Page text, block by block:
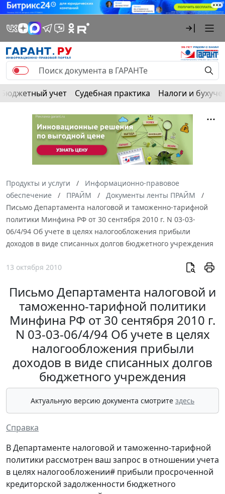
Бюджетный учет Судебная практика Налоги и
Продукты и услуги
Информационно-правовое
обеспечение
ПРАЙМ
Документы ленты ПРАЙМ
Письмо Департамента налоговой и таможенно-тарифной
политики Минфина РФ от 30 сентября 2010 г. N 03-03-
06/4/94 Об учете в целях налогообложения прибыли
доходов в виде списанных долгов бюджетного учреждения
13 октября 2010
Письмо Департамента налоговой и
таможенно-тарифной политики
Минфина РФ от 30 сентября 2010 г.
N 03-03-06/4/94 Об учете в целях
налогообложения прибыли
доходов в виде списанных долгов
бюджетного учреждения
Актуальную версию документа смотрите здесь
Справка
В Департаменте налоговой и таможенно-тарифной
политики рассмотрен ваш запрос в отношении учета
в целях налогообложении# прибыли просроченной
кредиторской задолженности бюджетного